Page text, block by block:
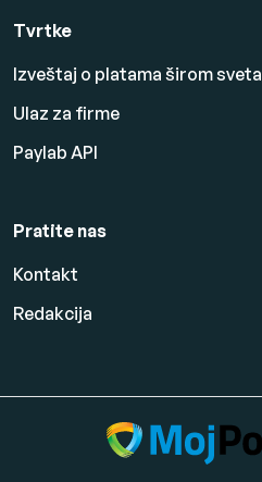
Tvrtke
Izveštaj o platama širom sveta
Ulaz za firme
Paylab API
Pratite nas
Kontakt
Redakcija